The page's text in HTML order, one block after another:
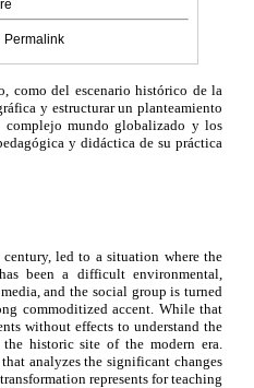
Permalink
como del escenario histórico de la
y estructurar un planteamiento
complejo mundo globalizado y los
y didáctica de su práctica
led to a situation where the
been a difficult environmental,
and the social group is turned
commoditized accent. While that
without effects to understand the
historic site of the modern era.
analyzes the significant changes
represents for teaching